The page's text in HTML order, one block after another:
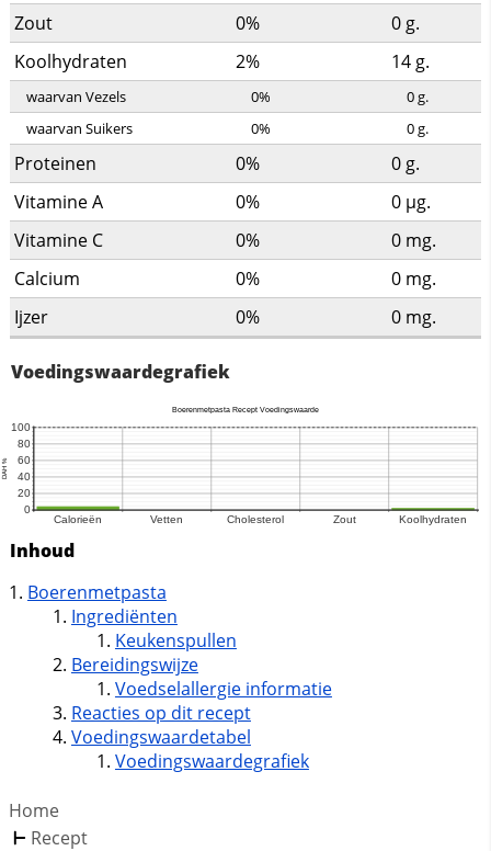
Zout 0% 0 g.
Koolhydraten
2% 14 g.
waarvan Vezels 0% 0g.
waarvan Suikers
0% 0g.
Proteinen 0% 0 g.
Vitamine A
0% 0 µg.
Vitamine C
0% 0 mg.
Calcium
0% 0 mg.
Ijzer
0% 0 mg.
Voedingswaardegrafiek
Inhoud
Boerenmetpasta
Ingrediënten
Keukenspullen
Bereidingswijze
Voedselallergie informatie
Reacties op dit recept
Voedingswaardetabel
Voedingswaardegrafiek
Home
Recept